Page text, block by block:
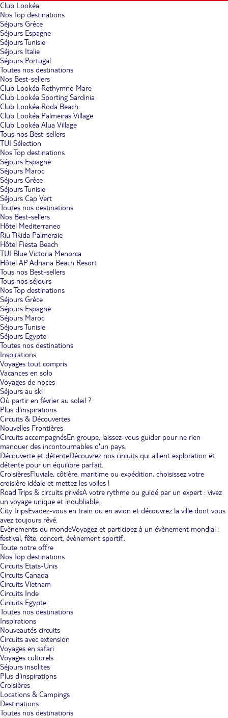
Club Lookéa
Nos Top destinations
Séjours Grèce
Séjours Espagne
Séjours Tunisie
Séjours Italie
Séjours Portugal
Toutes nos destinations
Nos Best-sellers
Club Lookéa Rethymno Mare
Club Lookéa Sporting Sardinia
Club Lookéa Roda Beach
Club Lookéa Palmeiras Village
Club Lookéa Alua Village
Tous nos Best-sellers
TUI Sélection
Nos Top destinations
Séjours Espagne
Séjours Maroc
Séjours Grèce
Séjours Tunisie
Séjours Cap Vert
Toutes nos destinations
Nos Best-sellers
Hôtel Mediterraneo
Riu Tikida Palmeraie
Hôtel Fiesta Beach
TUI Blue Victoria Menorca
Hôtel AP Adriana Beach Resort
Tous nos Best-sellers
Tous nos séjours
Nos Top destinations
Séjours Grèce
Séjours Espagne
Séjours Maroc
Séjours Tunisie
Séjours Egypte
Toutes nos destinations
Inspirations
Voyages tout compris
Vacances en solo
Voyages de noces
Séjours au ski
Où partir en février au soleil ?
Plus d'inspirations
Circuits & Découvertes
Nouvelles Frontières
Circuits accompagnésEn groupe, laissez-vous guider pour ne rien
manquer des incontournables d'un pays.
Découverte et détenteDécouvrez nos circuits qui allient exploration et
détente pour un équilibre parfait.
CroisièresFluviale, côtière, maritime ou expédition, choisissez votre
croisière idéale et mettez les voiles !
Road Trips & circuits privésA votre rythme ou guidé par un expert : vivez
un voyage unique et inoubliable.
City TripsEvadez-vous en train ou en avion et découvrez la ville dont vous
avez toujours rêvé.
Evènements du mondeVoyagez et participez à un évènement mondial :
festival, fête, concert, évènement sportif...
Toute notre offre
Nos Top destinations
Circuits Etats-Unis
Circuits Canada
Circuits Vietnam
Circuits Inde
Circuits Egypte
Toutes nos destinations
Inspirations
Nouveautés circuits
Circuits avec extension
Voyages en safari
Voyages culturels
Séjours insolites
Plus d'inspirations
Croisières
Locations & Campings
Destinations
Toutes nos destinations